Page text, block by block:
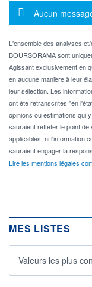
Message
Aucun
L'ensemble des analyses
BOURSORAMA sont
Agissant exclusivement en
en aucune manière à leur
leur sélection. Les
ont été retranscrites "en
opinions ou estimations qui
sauraient refléter le point
applicables, ni l'information
sauraient engager la
Lire les mentions légales
MES LISTES
Valeurs les plus